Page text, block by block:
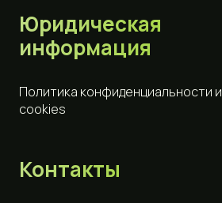
Юридическая
информация
Политика конфиденциальности и
cookies
Контакты